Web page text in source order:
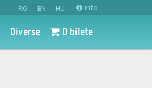
RO EN HU info
Diverse 0 bilete